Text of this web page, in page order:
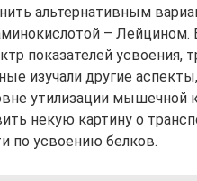
альтернативным
– Лейцином.
показателей усвоения,
изучали другие
утилизации мышечной
некую картину о
по усвоению белков.